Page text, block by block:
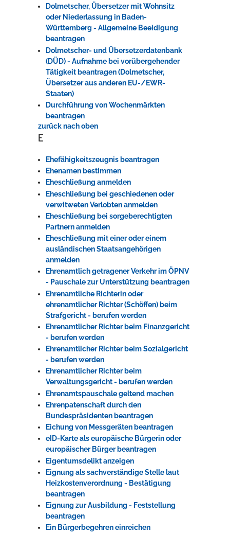
Dolmetscher, Übersetzer mit Wohnsitz
oder Niederlassung in Baden-
Württemberg - Allgemeine Beeidigung
beantragen
Dolmetscher- und Übersetzerdatenbank
(DÜD) - Aufnahme bei vorübergehender
Tätigkeit beantragen (Dolmetscher,
Übersetzer aus anderen EU-/EWR-
Staaten)
Durchführung von Wochenmärkten
beantragen
zurück nach oben
E
Ehefähigkeitszeugnis beantragen
Ehenamen bestimmen
Eheschließung anmelden
Eheschließung bei geschiedenen oder
verwitweten Verlobten anmelden
Eheschließung bei sorgeberechtigten
Partnern anmelden
Eheschließung mit einer oder einem
ausländischen Staatsangehörigen
anmelden
Ehrenamtlich getragener Verkehr im ÖPNV
- Pauschale zur Unterstützung beantragen
Ehrenamtliche Richterin oder
ehrenamtlicher Richter (Schöffen) beim
Strafgericht - berufen werden
Ehrenamtlicher Richter beim Finanzgericht
- berufen werden
Ehrenamtlicher Richter beim Sozialgericht
- berufen werden
Ehrenamtlicher Richter beim
Verwaltungsgericht - berufen werden
Ehrenamtspauschale geltend machen
Ehrenpatenschaft durch den
Bundespräsidenten beantragen
Eichung von Messgeräten beantragen
eID-Karte als europäische Bürgerin oder
europäischer Bürger beantragen
Eigentumsdelikt anzeigen
Eignung als sachverständige Stelle laut
Heizkostenverordnung - Bestätigung
beantragen
Eignung zur Ausbildung - Feststellung
beantragen
Ein Bürgerbegehren einreichen